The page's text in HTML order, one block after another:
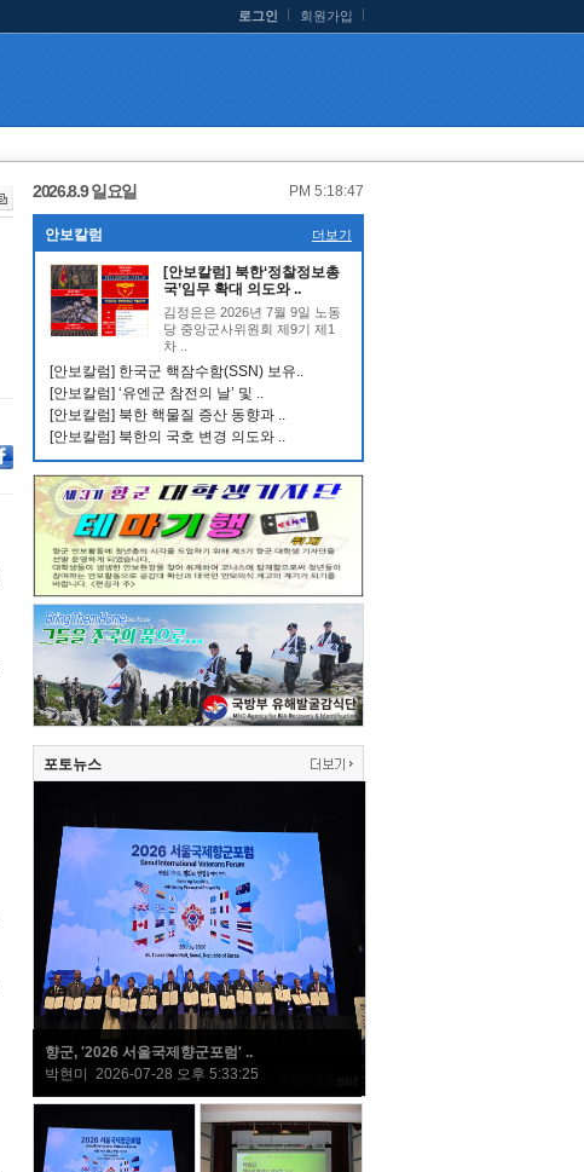
로그인 회원가입
2026.8.9 일요일 PM 5:18:47
안보칼럼 더보기
[안보칼럼] 북한‘정찰정보총
국’임무 확대 의도와 ..
김정은은 2026년 7월 9일 노동
당 중앙군사위원회 제9기 제1
차 ..
[안보칼럼] 한국군 핵잠수함(SSN) 보유..
[안보칼럼] ‘유엔군 참전의 날’ 및 ..
[안보칼럼] 북한 핵물질 증산 동향과 ..
[안보칼럼] 북한의 국호 변경 의도와 ..
포토뉴스
향군, '2026 서울국제향군포럼' ..
박현미 2026-07-28 오후 5:33:25